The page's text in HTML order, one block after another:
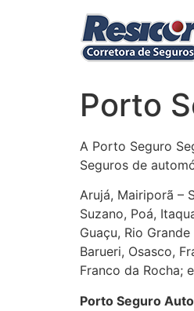
Porto
A Porto Seguro
Seguros de
Arujá, Mairiporã –
Suzano, Poá,
Guaçu, Rio
Barueri, Osasco,
Franco da Rocha;
Porto Seguro